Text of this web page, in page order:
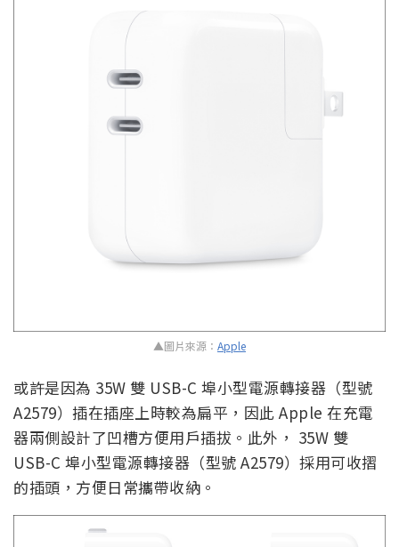
▲圖片來源： Apple
或許是因為 35W 雙 USB-C 埠小型電源轉接器（型號
A2579）插在插座上時較為扁平，因此 Apple 在充電
器兩側設計了凹槽方便用戶插拔。此外， 35W 雙
USB-C 埠小型電源轉接器（型號 A2579）採用可收摺
的插頭，方便日常攜帶收納。